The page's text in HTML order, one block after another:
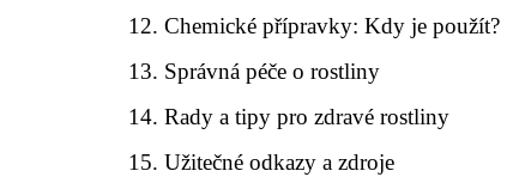
Chemické přípravky: Kdy je použít?
Správná péče o rostliny
Rady a tipy pro zdravé rostliny
Užitečné odkazy a zdroje